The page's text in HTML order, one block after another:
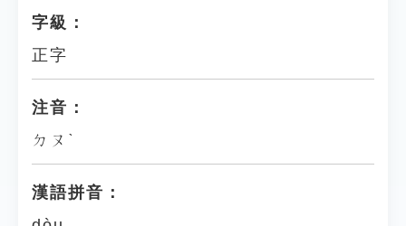
字級：
正字
注音：
ㄉㄡˋ
漢語拼音：